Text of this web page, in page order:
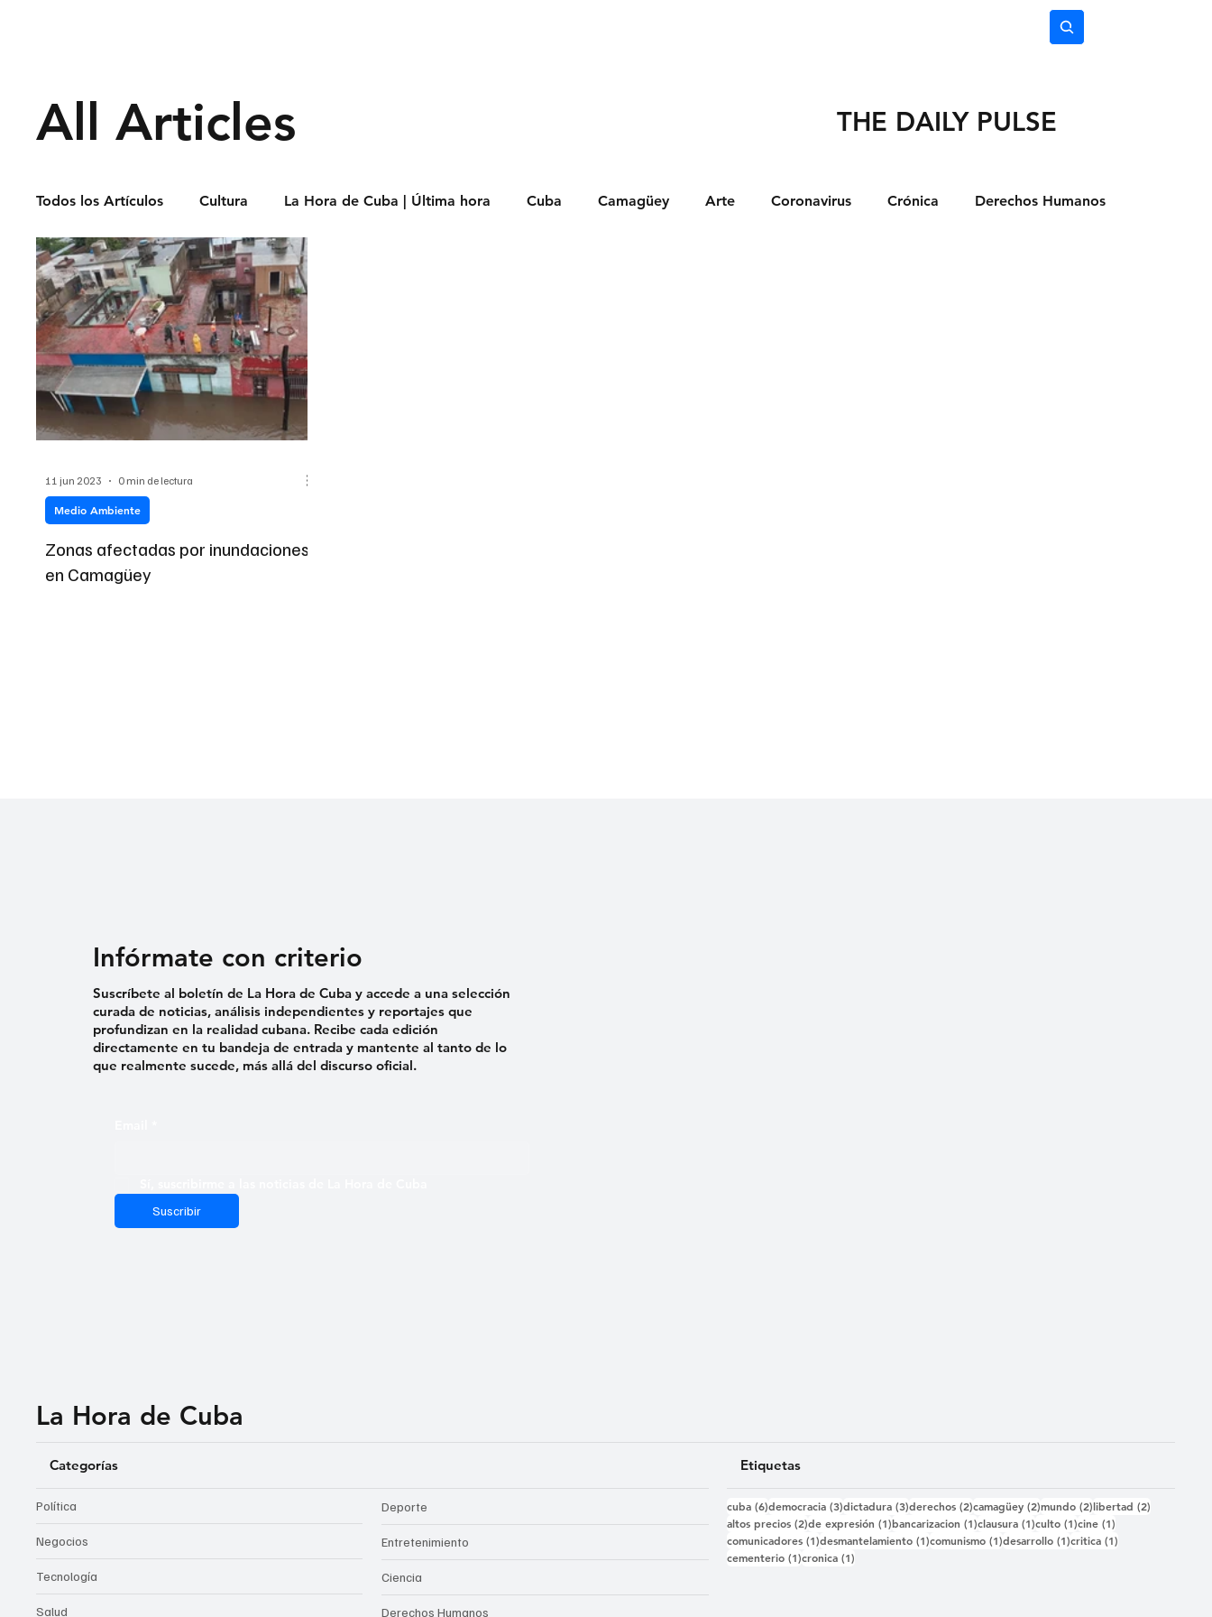
All Articles THE DAILY PULSE
Todos los Artículos Cultura La Hora de Cuba | Última hora Cuba Camagüey Arte Coronavirus Crónica Derechos Humanos
Economía Feminicidio Entrevistas
Opinión Periodismo Política
Zonas afectadas por inundaciones
en Camagüey
Medio Ambiente
11 jun 2023 0 min de lectura
Infórmate con criterio
Suscribir
Suscríbete al boletín de La Hora de Cuba y accede a una selección
curada de noticias, análisis independientes y reportajes que
profundizan en la realidad cubana. Recibe cada edición
directamente en tu bandeja de entrada y mantente al tanto de lo
que realmente sucede, más allá del discurso oficial.
La Hora de Cuba
Categorías
Política
Negocios
Tecnología
Salud
Deporte
Entretenimiento
Ciencia
Derechos Humanos
Etiquetas
cuba (6)6 entradas
democracia (3)3 entradas
dictadura (3)3 entradas
derechos (2)2 entradas
camagüey (2)2 entradas
mundo (2)2 entradas
libertad (2)
altos precios (2)2 entradas
de expresión (1)1 entrada
bancarizacion (1)1 entrada
clausura (1)1 entrada
culto (1)1 entrada
cine (1)
comunicadores (1)1 entrada
desmantelamiento (1)1 entrada
comunismo (1)1 entrada
desarrollo (1)1 entrada
critica (1)
cementerio (1)1 entrada
cronica (1)